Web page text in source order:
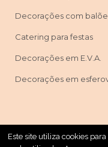
Decorações com
Catering para festas
Decorações em E.V.A.
Decorações em
Máscaras &
Este site utiliza cookies